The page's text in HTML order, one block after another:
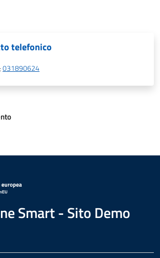
telefonico
031890624
Smart - Sito Demo